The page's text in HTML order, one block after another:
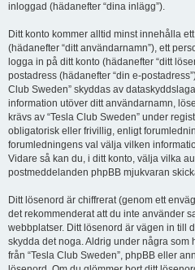
inloggad (hädanefter “dina inlägg”).
Ditt konto kommer alltid minst innehålla
(hädanefter “ditt användarnamn”), ett
logga in på ditt konto (hädanefter “ditt
postadress (hädanefter “din e-
Club Sweden” skyddas av
information utöver ditt användarnamn,
krävs av “Tesla Club Sweden” under
obligatorisk eller frivillig, enligt
forumledningens val välja vilken
Vidare så kan du, i ditt konto, välja vilka
postmeddelanden phpBB mjukvaran
Ditt lösenord är chiffrerat (genom ett
det rekommenderat att du inte använder
webbplatser. Ditt lösenord är vägen in till
skydda det noga. Aldrig under några som
från “Tesla Club Sweden”, phpBB eller